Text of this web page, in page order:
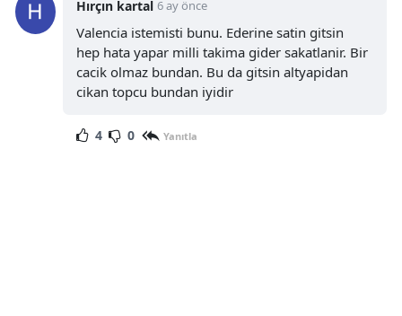
Hırçın kartal 6 ay önce
Valencia istemisti bunu. Ederine satin gitsin
hep hata yapar milli takima gider sakatlanir. Bir
cacik olmaz bundan. Bu da gitsin altyapidan
cikan topcu bundan iyidir
4 0 Yanıtla